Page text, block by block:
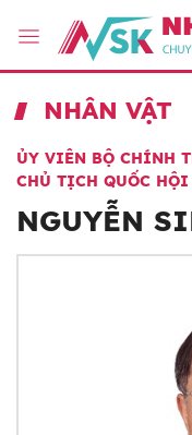
NHÂN VẬT
ỦY VIÊN BỘ CHÍNH
CHỦ TỊCH QUỐC
NGUYỄN